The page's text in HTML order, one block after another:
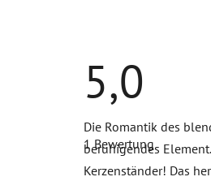
5,0
Die
durchschnittliche
Produktbewertung
ist
5,0
1 Bewertung
Die Romantik des
beruhigendes
Kerzenständer! Das